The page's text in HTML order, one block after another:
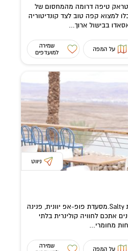
טיפה דרומה מהמחסום של
למצוא קפה טוב לצד קונדיטוריה
בבישול ארוך...
על המפה
שמירה
למועדפים
ניווט
ברוכים הבאים למסעדת Salty.מסעדת פופ-אפ יוונית, פנינה
אתכם לחוויה קולינרית בלתי
מחומרי...
על המפה
שמירה